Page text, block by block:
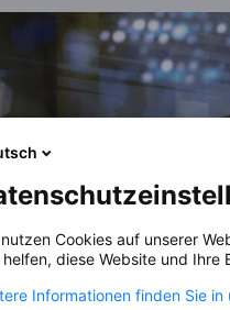
Cookies auf unserer
helfen, diese Website und Ihre
Informationen finden Sie